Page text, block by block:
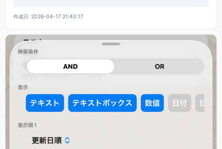
作成日: 2026-04-17 21:40:17